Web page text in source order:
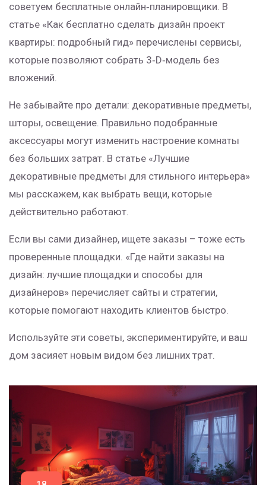
советуем бесплатные онлайн‑планировщики. В
статье «Как бесплатно сделать дизайн проект
квартиры: подробный гид» перечислены сервисы,
которые позволяют собрать 3‑D‑модель без
вложений.
Не забывайте про детали: декоративные предметы,
шторы, освещение. Правильно подобранные
аксессуары могут изменить настроение комнаты
без больших затрат. В статье «Лучшие
декоративные предметы для стильного интерьера»
мы расскажем, как выбрать вещи, которые
действительно работают.
Если вы сами дизайнер, ищете заказы – тоже есть
проверенные площадки. «Где найти заказы на
дизайн: лучшие площадки и способы для
дизайнеров» перечисляет сайты и стратегии,
которые помогают находить клиентов быстро.
Используйте эти советы, экспериментируйте, и ваш
дом засияет новым видом без лишних трат.